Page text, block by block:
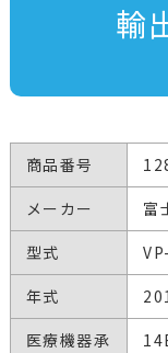
輸
商品番号
メーカー
富
型式
年式
医療機器承